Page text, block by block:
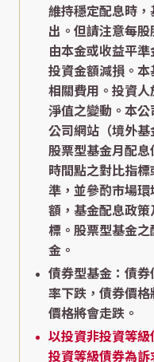
維持穩定配息時
出。但請注意每
由本金或收益平
投資金額減損。
相關費用。投資
淨值之變動。本
公司網站（境外基
股票型基金月配
時間點之對比指
準，並參酌市場
額，基金配息政策
標。股票型基金
金。
債券型基金：債券
率下跌，債券價
價格將會走跌。
以投資非投資等
投資等級債券為